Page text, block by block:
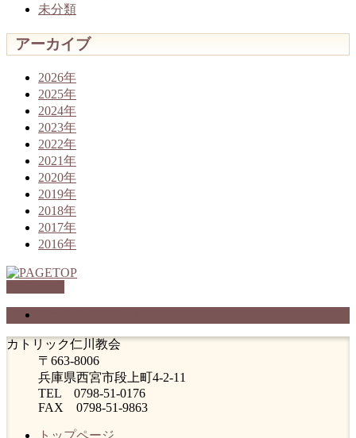
未分類
アーカイブ
2026年
2025年
2024年
2023年
2022年
2021年
2020年
2019年
2018年
2017年
2016年
カトリック仁川教会
〒663-8006
兵庫県西宮市段上町4-2-11
TEL 0798-51-0176
FAX 0798-51-9863